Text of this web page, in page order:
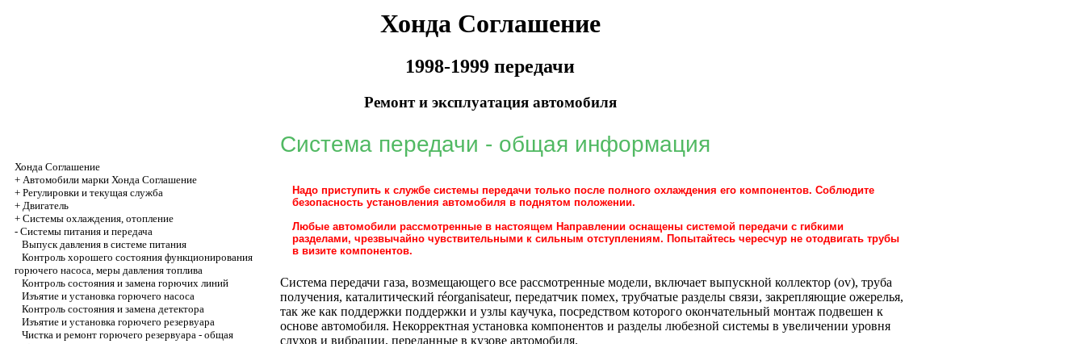
Хонда Соглашение
1998-1999 передачи
Ремонт и эксплуатация автомобиля
Хонда Соглашение
+ Автомобили марки Хонда Соглашение
+ Регулировки и текущая служба
+ Двигатель
+ Системы охлаждения, отопление
- Системы питания и передача
Выпуск давления в системе питания
Контроль хорошего состояния функционирования
горючего насоса, меры давления топлива
Контроль состояния и замена горючих линий
Изъятие и установка горючего насоса
Контроль состояния и замена детектора
Изъятие и установка горючего резервуара
Чистка и ремонт горючего резервуара - общая
Система передачи - общая информация
Надо приступить к службе системы передачи только после полного охлаждения его компонентов. Соблюдите
безопасность установления автомобиля в поднятом положении.
Любые автомобили рассмотренные в настоящем Направлении оснащены системой передачи с гибкими
разделами, чрезвычайно чувствительными к сильным отступлениям. Попытайтесь чересчур не отодвигать трубы
в визите компонентов.
Система передачи газа, возмещающего все рассмотренные модели, включает выпускной коллектор (ov), труба
получения, каталитический réorganisateur, передатчик помех, трубчатые разделы связи, закрепляющие ожерелья,
так же как поддержки поддержки и узлы каучука, посредством которого окончательный монтаж подвешен к
основе автомобиля. Некорректная установка компонентов и разделы любезной системы в увеличении уровня
слухов и вибрации, переданные в кузове автомобиля.